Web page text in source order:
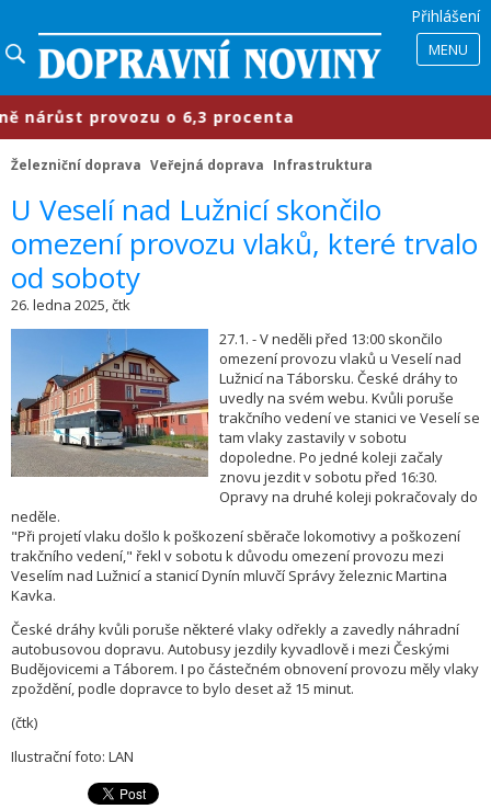
Přihlášení
MENU
provozu o 6,3 procenta
Železniční doprava Veřejná doprava Infrastruktura
​U Veselí nad Lužnicí skončilo
omezení provozu vlaků, které trvalo
od soboty
26. ledna 2025, čtk
27.1. - V neděli před 13:00 skončilo
omezení provozu vlaků u Veselí nad
Lužnicí na Táborsku. České dráhy to
uvedly na svém webu. Kvůli poruše
trakčního vedení ve stanici ve Veselí se
tam vlaky zastavily v sobotu
dopoledne. Po jedné koleji začaly
znovu jezdit v sobotu před 16:30.
Opravy na druhé koleji pokračovaly do
neděle.
"Při projetí vlaku došlo k poškození sběrače lokomotivy a poškození
trakčního vedení," řekl v sobotu k důvodu omezení provozu mezi
Veselím nad Lužnicí a stanicí Dynín mluvčí Správy železnic Martina
Kavka.
České dráhy kvůli poruše některé vlaky odřekly a zavedly náhradní
autobusovou dopravu. Autobusy jezdily kyvadlově i mezi Českými
Budějovicemi a Táborem. I po částečném obnovení provozu měly vlaky
zpoždění, podle dopravce to bylo deset až 15 minut.
(čtk)
Ilustrační foto: LAN